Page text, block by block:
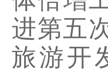
进第五
旅游开